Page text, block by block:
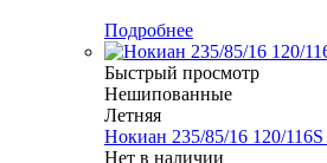
Подробнее
Быстрый просмотр
Нешипованные
Летняя
Нокиан 235/85/16 120/
Нет в наличии